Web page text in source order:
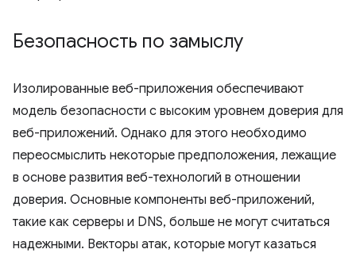
Безопасность по замыслу
Изолированные веб-приложения обеспечивают
модель безопасности с высоким уровнем доверия для
веб-приложений. Однако для этого необходимо
переосмыслить некоторые предположения, лежащие
в основе развития веб-технологий в отношении
доверия. Основные компоненты веб-приложений,
такие как серверы и DNS, больше не могут считаться
надежными. Векторы атак, которые могут казаться